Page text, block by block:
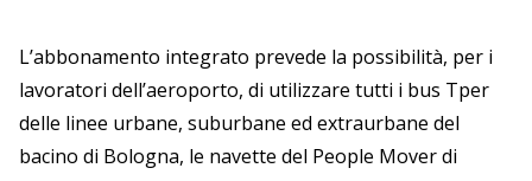
L’abbonamento integrato prevede la possibilità, per i
lavoratori dell’aeroporto, di utilizzare tutti i bus Tper
delle linee urbane, suburbane ed extraurbane del
bacino di Bologna, le navette del People Mover di